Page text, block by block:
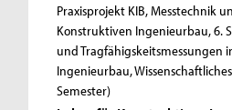
Praxisprojekt KIB, Messtechnik
Konstruktiven Ingenieurbau, 6.
und Tragfähigskeitsmessungen
Ingenieurbau,
Semester)